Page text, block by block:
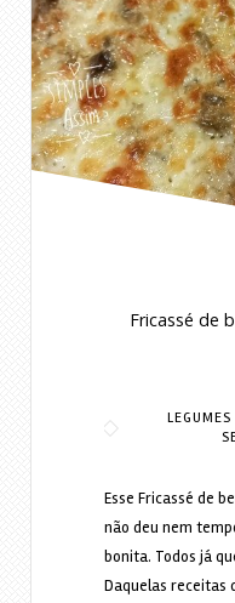
Fricassé de
LEGUMES
Esse Fricassé de
não deu nem
bonita. Todos já
Daquelas receitas